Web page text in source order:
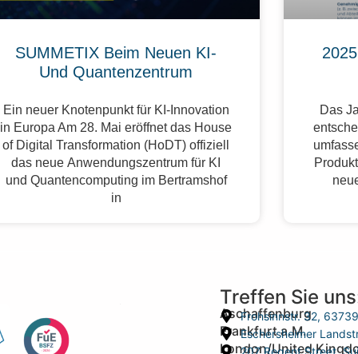
SUMMETIX Beim Neuen KI-
Und Quantenzentrum
Ein neuer Knotenpunkt für KI-Innovation
in Europa Am 28. Mai eröffnet das House
of Digital Transformation (HoDT) offiziell
das neue Anwendungszentrum für KI
und Quantencomputing im Bertramshof
in
Das
Treffen Sie
Aschaffenburg
Frohsinnstr. 32,
Frankfurt a.M.
Eschersheimer
London/United